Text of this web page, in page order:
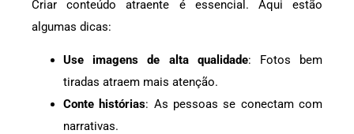
Criar conteúdo atraente é essencial. Aqui estão
algumas dicas:
Use imagens de alta qualidade: Fotos bem
tiradas atraem mais atenção.
Conte histórias: As pessoas se conectam com
narrativas.